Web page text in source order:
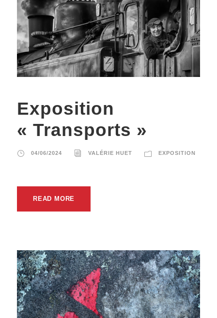
Exposition
« Transports »
04/06/2024 VALÉRIE HUET EXPOSITION
READ MORE